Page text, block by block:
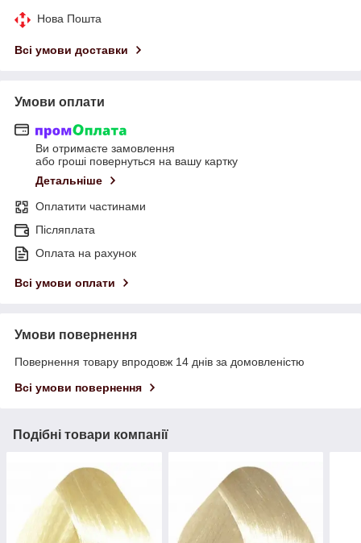
Нова Пошта
Всі умови доставки
Умови оплати
Ви отримаєте замовлення
або гроші повернуться на вашу картку
Детальніше
Оплатити частинами
Післяплата
Оплата на рахунок
Всі умови оплати
Умови повернення
Повернення товару впродовж 14 днів за домовленістю
Всі умови повернення
Подібні товари компанії